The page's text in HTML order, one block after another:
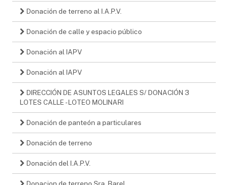
Donación de terreno al I.A.P.V.
Donación de calle y espacio público
Donación al IAPV
Donación al IAPV
DIRECCIÓN DE ASUNTOS LEGALES S/ DONACIÓN 3
LOTES CALLE - LOTEO MOLINARI
Donación de panteón a particulares
Donación de terreno
Donación del I.A.P.V.
Donacion de terreno Sra. Barel